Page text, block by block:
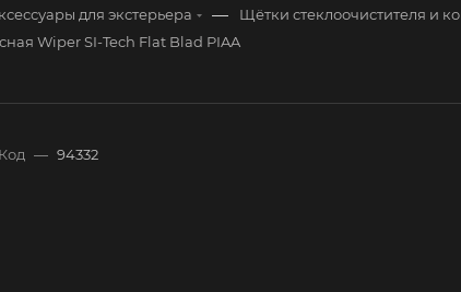
для экстерьера — Щётки стеклоочистителя и
Wiper SI-Tech Flat Blad PIAA
Код — 94332